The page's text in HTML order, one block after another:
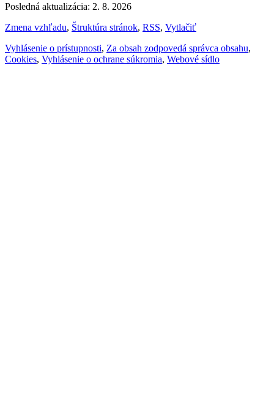
Posledná aktualizácia: 2. 8. 2026
Zmena vzhľadu, Štruktúra stránok, RSS, Vytlačiť
Vyhlásenie o prístupnosti, Za obsah zodpovedá správca obsahu,
Cookies, Vyhlásenie o ochrane súkromia, Webové sídlo